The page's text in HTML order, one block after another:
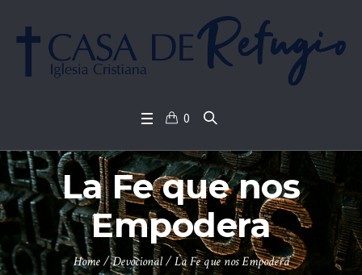
0
La Fe que nos
Empodera
Home /Devocional /La Fe que nos Empodera